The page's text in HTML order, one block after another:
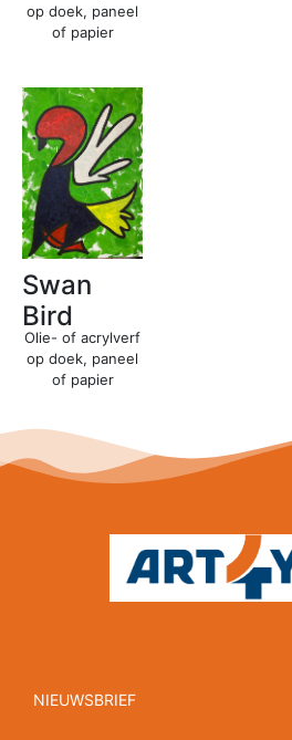
op doek, paneel
of papier
Swan
Bird
Olie- of acrylverf
op doek, paneel
of papier
NIEUWSBRIEF